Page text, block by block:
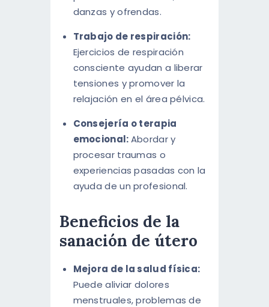
danzas y ofrendas.
Trabajo de respiración:
Ejercicios de respiración
consciente ayudan a liberar
tensiones y promover la
relajación en el área pélvica.
Consejería o terapia
emocional:Abordar y
procesar traumas o
experiencias pasadas con la
ayuda de un profesional.
Beneficios de la
sanación de útero
Mejora de la salud física:
Puede aliviar dolores
menstruales, problemas de